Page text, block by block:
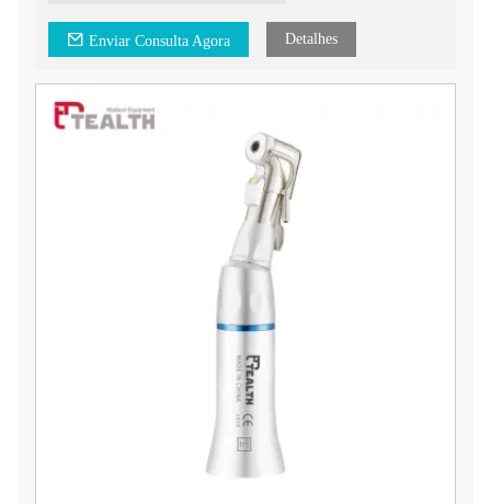
Enviar Consulta Agora Detalhes